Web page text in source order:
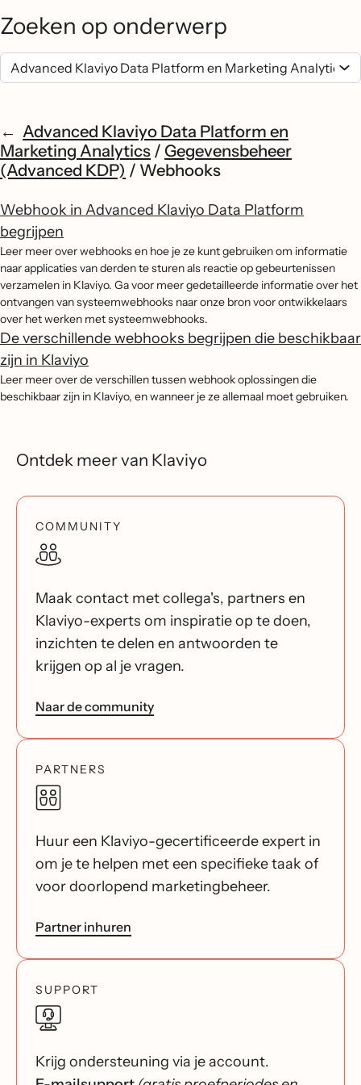
Zoeken op onderwerp
Advanced Klaviyo Data Platform en
Marketing Analytics / Gegevensbeheer
(Advanced KDP) / Webhooks
Webhook in Advanced Klaviyo Data Platform
begrijpen
Leer meer over webhooks en hoe je ze kunt gebruiken om informatie
naar applicaties van derden te sturen als reactie op gebeurtenissen
verzamelen in Klaviyo. Ga voor meer gedetailleerde informatie over het
ontvangen van systeemwebhooks naar onze bron voor ontwikkelaars
over het werken met systeemwebhooks.
De verschillende webhooks begrijpen die beschikbaar
zijn in Klaviyo
Leer meer over de verschillen tussen webhook oplossingen die
beschikbaar zijn in Klaviyo, en wanneer je ze allemaal moet gebruiken.
Ontdek meer van Klaviyo
COMMUNITY
Maak contact met collega's, partners en
Klaviyo-experts om inspiratie op te doen,
inzichten te delen en antwoorden te
krijgen op al je vragen.
Naar de community
PARTNERS
Huur een Klaviyo-gecertificeerde expert in
om je te helpen met een specifieke taak of
voor doorlopend marketingbeheer.
Partner inhuren
SUPPORT
Krijg ondersteuning via je account.